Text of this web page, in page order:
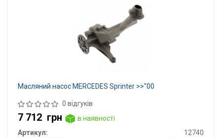
Масляний насос MERCEDES Sprinter >>"00
0 відгуків
7 712 грн
в наявності
Артикул:
12740